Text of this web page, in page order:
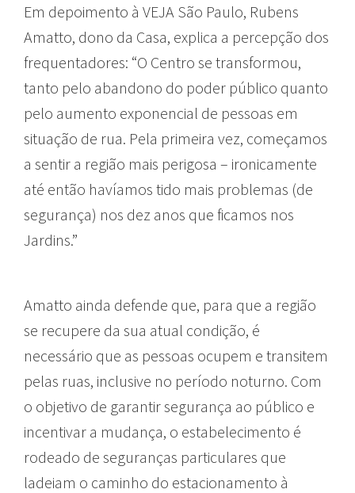
Em depoimento à VEJA São Paulo, Rubens
Amatto, dono da Casa, explica a percepção dos
frequentadores: “O Centro se transformou,
tanto pelo abandono do poder público quanto
pelo aumento exponencial de pessoas em
situação de rua. Pela primeira vez, começamos
a sentir a região mais perigosa – ironicamente
até então havíamos tido mais problemas (de
segurança) nos dez anos que ficamos nos
Jardins.”
Amatto ainda defende que, para que a região
se recupere da sua atual condição, é
necessário que as pessoas ocupem e transitem
pelas ruas, inclusive no período noturno. Com
o objetivo de garantir segurança ao público e
incentivar a mudança, o estabelecimento é
rodeado de seguranças particulares que
ladeiam o caminho do estacionamento à